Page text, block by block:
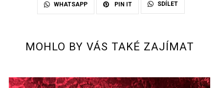
WHATSAPP PIN IT SDÍLET
MOHLO BY VÁS TAKÉ ZAJÍMAT